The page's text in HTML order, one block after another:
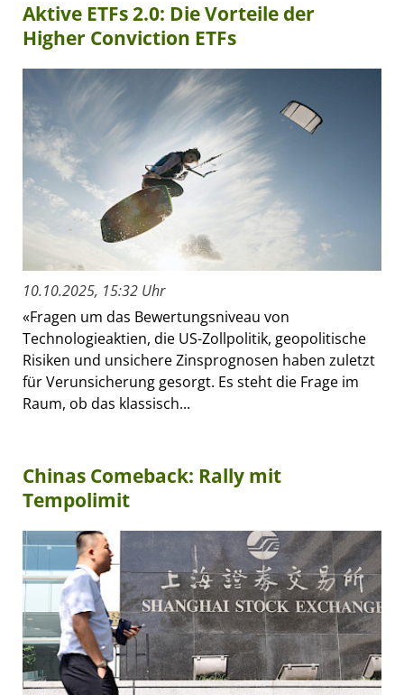
Aktive ETFs 2.0: Die Vorteile der
Higher Conviction ETFs
10.10.2025, 15:32 Uhr
«Fragen um das Bewertungsniveau von
Technologieaktien, die US-Zollpolitik, geopolitische
Risiken und unsichere Zinsprognosen haben zuletzt
für Verunsicherung gesorgt. Es steht die Frage im
Raum, ob das klassisch...
Chinas Comeback: Rally mit
Tempolimit